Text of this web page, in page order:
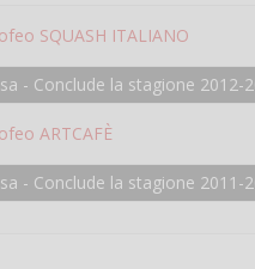
SQUASH ITALIANO
- Conclude la stagione 2012-
ARTCAFÈ
- Conclude la stagione 2011-